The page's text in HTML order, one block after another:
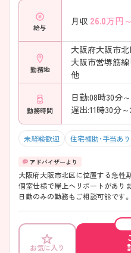
給与
月収 26.0万円～
勤務地
大阪府大阪市
大阪市営堺筋線
他
勤務時間
日勤:08時30分～
遅出:11時30分～
未経験歓迎 住宅補助・手当あり
大阪府大阪市北区に位置する急性期
個室仕様で屋上ヘリポートがあります！ 手術室勤務にご興味の
日勤のみの勤務もご相談可能です。 ご興味のある方には、面接対策ポイ
お気に入り